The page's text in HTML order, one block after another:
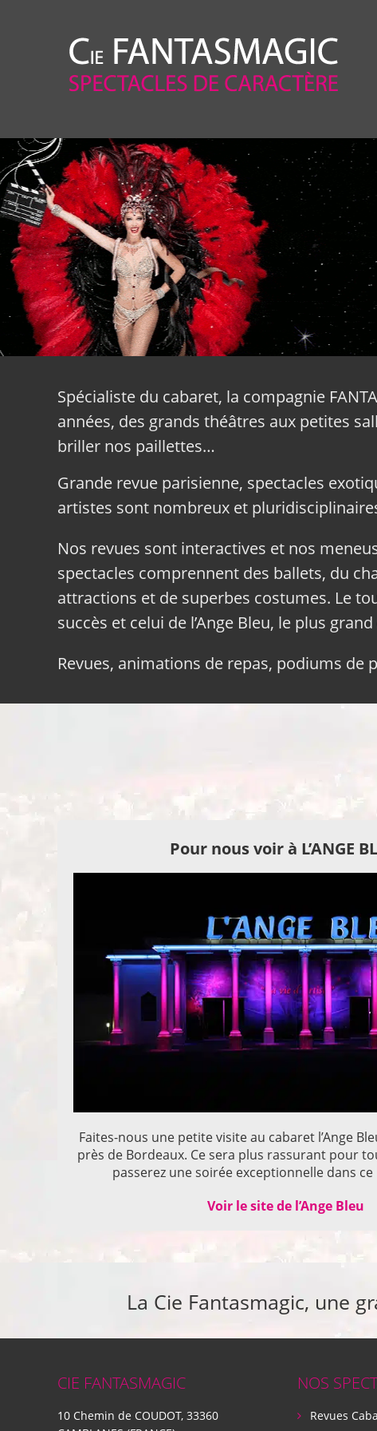
Spécialiste du cabaret, la compagnie
années, des grands théâtres aux petites
briller nos paillettes…
Grande revue parisienne, spectacles
artistes sont nombreux et
Nos revues sont interactives et nos
spectacles comprennent des ballets, du
attractions et de superbes costumes. Le
succès et celui de l’Ange Bleu, le plus
Revues, animations de repas, podiums de
Pour nous voir à L’ANGE
Faites-nous une petite visite au cabaret l’Ange
près de Bordeaux. Ce sera plus rassurant pour
passerez une soirée exceptionnelle dans
Voir le site de l’Ange Bleu
La Cie Fantasmagic, une
CIE FANTASMAGIC
10 Chemin de COUDOT, 33360
NOS
Revues